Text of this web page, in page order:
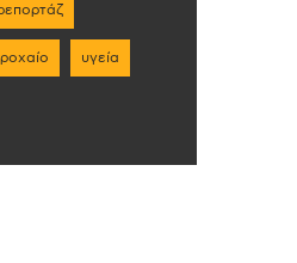
υγεία